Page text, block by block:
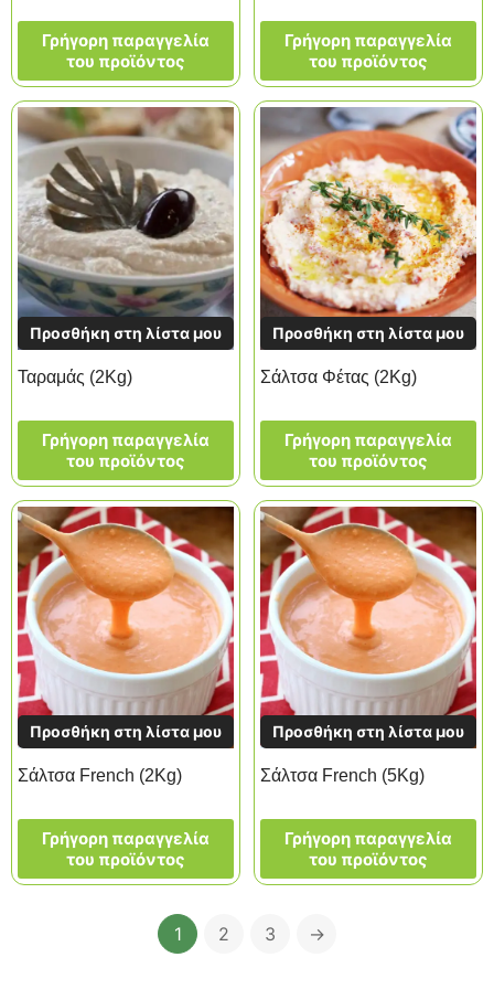
Γρήγορη παραγγελία
του προϊόντος
Γρήγορη παραγγελία
του προϊόντος
Προσθήκη στη λίστα μου
Ταραμάς (2Kg)
Γρήγορη παραγγελία
του προϊόντος
Προσθήκη στη λίστα μου
Σάλτσα Φέτας (2Kg)
Γρήγορη παραγγελία
του προϊόντος
Προσθήκη στη λίστα μου
Σάλτσα French (2Kg)
Γρήγορη παραγγελία
του προϊόντος
Προσθήκη στη λίστα μου
Σάλτσα French (5Kg)
Γρήγορη παραγγελία
του προϊόντος
1 2 3 →